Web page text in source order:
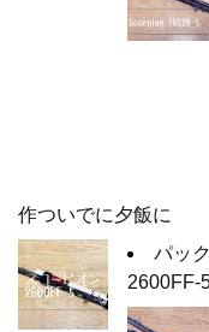
作ついでに夕飯に
パッ
2600FF-